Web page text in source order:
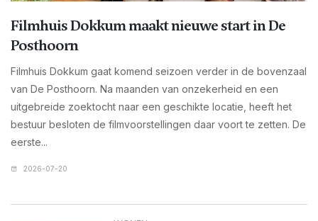
Filmhuis Dokkum maakt nieuwe start in De
Posthoorn
Filmhuis Dokkum gaat komend seizoen verder in de bovenzaal
van De Posthoorn. Na maanden van onzekerheid en een
uitgebreide zoektocht naar een geschikte locatie, heeft het
bestuur besloten de filmvoorstellingen daar voort te zetten. De
eerste...
2026-07-20